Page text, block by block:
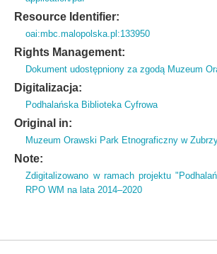
Resource Identifier:
oai:mbc.malopolska.pl:133950
Rights Management:
Dokument udostępniony za zgodą Muzeum
Digitalizacja:
Podhalańska Biblioteka Cyfrowa
Original in:
Muzeum Orawski Park Etnograficzny w
Note:
Zdigitalizowano w ramach projektu
RPO WM na lata 2014–2020